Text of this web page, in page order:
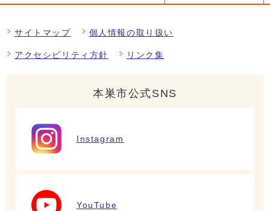
サイトマップ 個人情報の取り扱い
アクセシビリティ方針 リンク集
本巣市公式SNS
Instagram
YouTube